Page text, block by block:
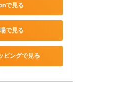
で見る
で見る
ピングで見る